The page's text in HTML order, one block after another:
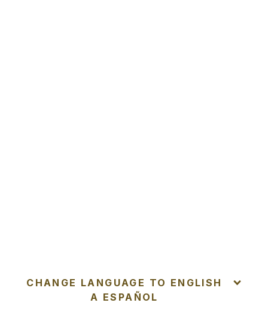
CHANGE LANGUAGE TO ENGLISH
A ESPAÑOL